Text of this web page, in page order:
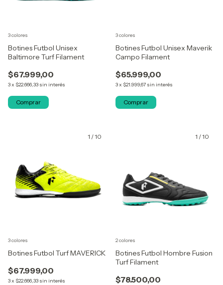
Botines Futbol Unisex
Baltimore Turf Filament
$67.999,00
3x $22.666,33 sin interés
3 colores
Comprar
Botines Futbol Unisex Maverik
Campo Filament
$65.999,00
3x $21.999,67 sin interés
3 colores
Comprar
1 /10
Botines Futbol Turf MAVERICK
$67.999,00
3x $22.666,33 sin interés
3 colores
1 /10
Botines Futbol Hombre Fusion
Turf Filament
$78.500,00
2 colores